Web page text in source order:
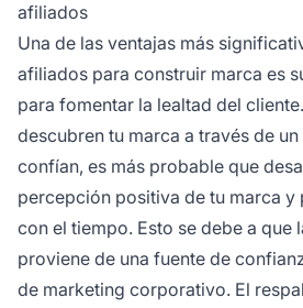
afiliados
Una de las ventajas más
afiliados para construir marca es
para fomentar la lealtad del
descubren tu marca a través de
confían, es más probable que
percepción positiva de tu marca y
con el tiempo. Esto se debe a que
proviene de una fuente de
de marketing corporativo. El